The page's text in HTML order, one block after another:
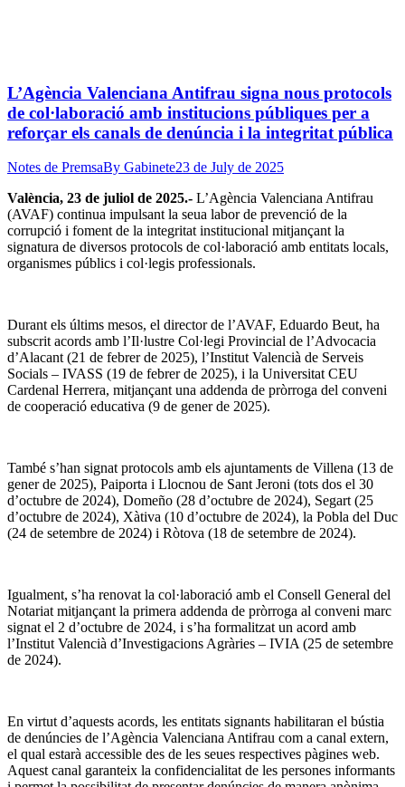
L’Agència Valenciana Antifrau signa nous protocols
de col·laboració amb institucions públiques per a
reforçar els canals de denúncia i la integritat pública
Notes de PremsaBy Gabinete23 de July de 2025
València, 23 de juliol de 2025.- L’Agència Valenciana Antifrau
(AVAF) continua impulsant la seua labor de prevenció de la
corrupció i foment de la integritat institucional mitjançant la
signatura de diversos protocols de col·laboració amb entitats locals,
organismes públics i col·legis professionals.
Durant els últims mesos, el director de l’AVAF, Eduardo Beut, ha
subscrit acords amb l’Il·lustre Col·legi Provincial de l’Advocacia
d’Alacant (21 de febrer de 2025), l’Institut Valencià de Serveis
Socials – IVASS (19 de febrer de 2025), i la Universitat CEU
Cardenal Herrera, mitjançant una addenda de pròrroga del conveni
de cooperació educativa (9 de gener de 2025).
També s’han signat protocols amb els ajuntaments de Villena (13 de
gener de 2025), Paiporta i Llocnou de Sant Jeroni (tots dos el 30
d’octubre de 2024), Domeño (28 d’octubre de 2024), Segart (25
d’octubre de 2024), Xàtiva (10 d’octubre de 2024), la Pobla del Duc
(24 de setembre de 2024) i Ròtova (18 de setembre de 2024).
Igualment, s’ha renovat la col·laboració amb el Consell General del
Notariat mitjançant la primera addenda de pròrroga al conveni marc
signat el 2 d’octubre de 2024, i s’ha formalitzat un acord amb
l’Institut Valencià d’Investigacions Agràries – IVIA (25 de setembre
de 2024).
En virtut d’aquests acords, les entitats signants habilitaran el bústia
de denúncies de l’Agència Valenciana Antifrau com a canal extern,
el qual estarà accessible des de les seues respectives pàgines web.
Aquest canal garanteix la confidencialitat de les persones informants